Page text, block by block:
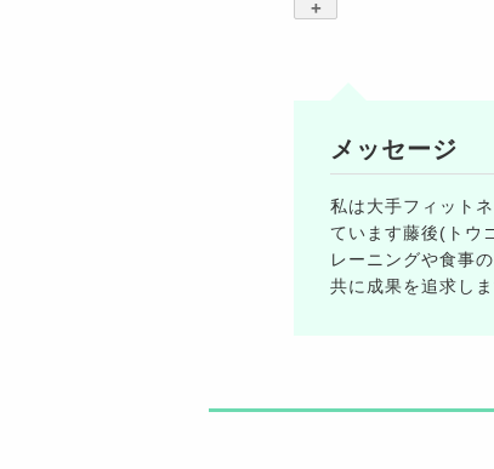
+
メッセージ
私は大手フィット
ています藤後(トウ
レーニングや食事
共に成果を追求し